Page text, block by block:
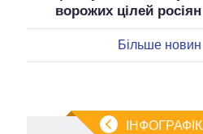
ворожих цілей росіян
Більше новин